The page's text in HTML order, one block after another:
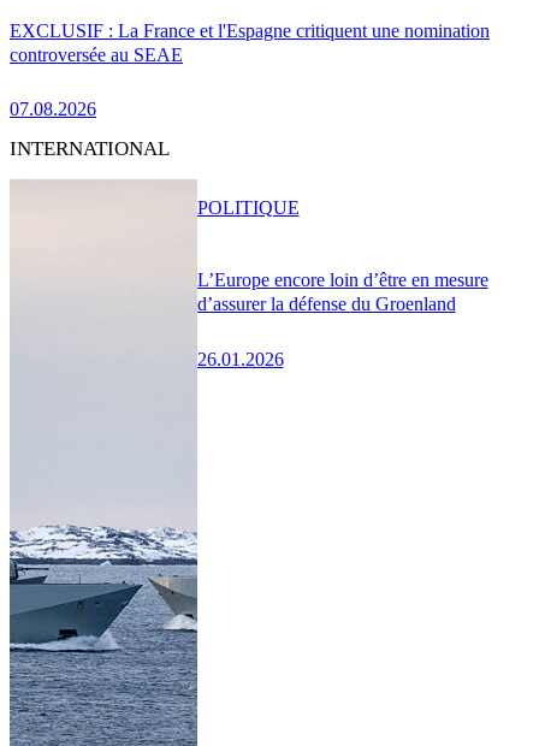
EXCLUSIF : La France et l'Espagne critiquent une nomination
controversée au SEAE
07.08.2026
INTERNATIONAL
L’Europe encore loin d’être en mesure
d’assurer la défense du Groenland
26.01.2026
POLITIQUE